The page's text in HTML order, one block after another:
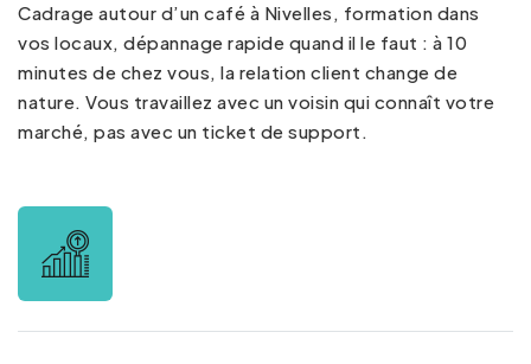
Cadrage autour d’un café à Nivelles, formation dans
vos locaux, dépannage rapide quand il le faut : à 10
minutes de chez vous, la relation client change de
nature. Vous travaillez avec un voisin qui connaît votre
marché, pas avec un ticket de support.